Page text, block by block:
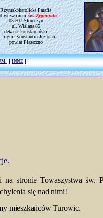
Rzymskokatolicka Parafia
wezwaniemśw. Zygmunta
05-507 Słomczyn
ul. Wiślana 85
dekanat konstanciński
i gm. Konstancin-Jeziorna
powiat Piaseczno
INNE
stronie Towaszystwa św.
się nad nimi!
mieszkańców Turowic.